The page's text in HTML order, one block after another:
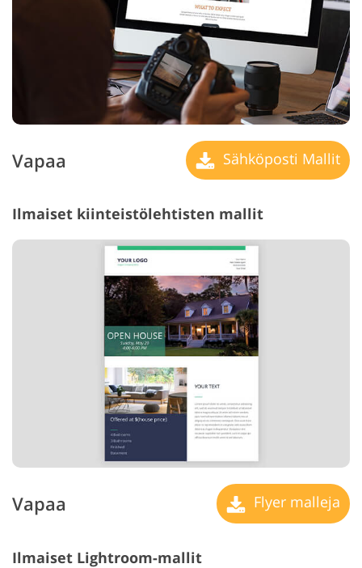
Vapaa Sähköposti Mallit
Ilmaiset kiinteistölehtisten mallit
Vapaa Flyer malleja
Ilmaiset Lightroom-mallit